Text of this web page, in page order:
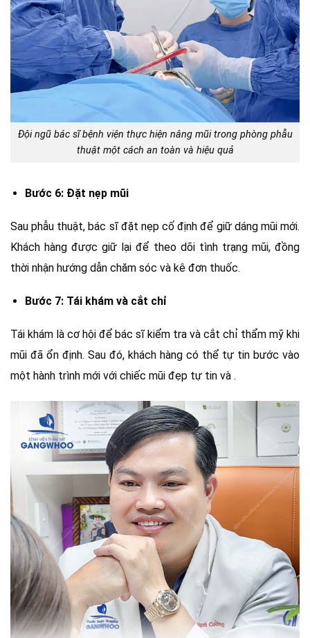
Đội ngũ bác sĩ bệnh viện thực hiện nâng mũi trong phòng phẫu
thuật một cách an toàn và hiệu quả
Bước 6: Đặt nẹp mũi
Sau phẫu thuật, bác sĩ đặt nẹp cố định để giữ dáng mũi mới.
Khách hàng được giữ lại để theo dõi tình trạng mũi, đồng
thời nhận hướng dẫn chăm sóc và kê đơn thuốc.
Bước 7: Tái khám và cắt chỉ
Tái khám là cơ hội để bác sĩ kiểm tra và cắt chỉ thẩm mỹ khi
mũi đã ổn định. Sau đó, khách hàng có thể tự tin bước vào
một hành trình mới với chiếc mũi đẹp tự tin và .